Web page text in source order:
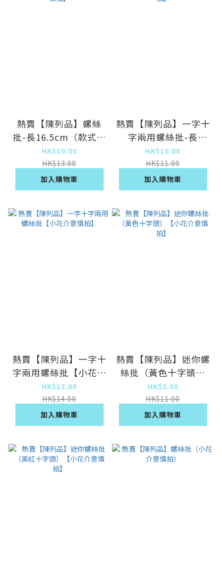
熱賣【陳列品】螺絲
批-長16.5cm（款式隨
機）【小花介意慎拍】
HK$10.00
HK$13.00
加入購物車
熱賣【陳列品】一字十
字兩用螺絲批-長
135mm【小花介意慎
拍】
HK$10.00
HK$11.00
加入購物車
熱賣【陳列品】一字十
字兩用螺絲批【小花介
意慎拍】
HK$12.00
HK$14.00
加入購物車
熱賣【陳列品】迷你螺
絲批（黃色十字頭）
【小花介意慎拍】
HK$2.00
HK$11.00
加入購物車